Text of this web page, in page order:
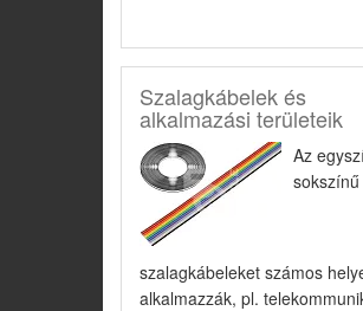
Szalagkábelek és
alkalmazási területeik
Az
sokszínű
szalagkábeleket számos
alkalmazzák, pl.